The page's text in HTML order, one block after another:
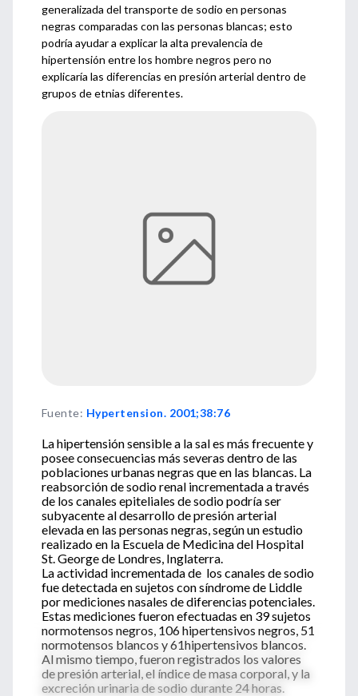
generalizada del transporte de sodio en personas
negras comparadas con las personas blancas; esto
podría ayudar a explicar la alta prevalencia de
hipertensión entre los hombre negros pero no
explicaría las diferencias en presión arterial dentro de
grupos de etnias diferentes.
Fuente: Hypertension. 2001;38:76
La hipertensión sensible a la sal es más frecuente y
posee consecuencias más severas dentro de las
poblaciones urbanas negras que en las blancas. La
reabsorción de sodio renal incrementada a través
de los canales epiteliales de sodio podría ser
subyacente al desarrollo de presión arterial
elevada en las personas negras, según un estudio
realizado en la Escuela de Medicina del Hospital
St. George de Londres, Inglaterra.
La actividad incrementada de los canales de sodio
fue detectada en sujetos con síndrome de Liddle
por mediciones nasales de diferencias potenciales.
Estas mediciones fueron efectuadas en 39 sujetos
normotensos negros, 106 hipertensivos negros, 51
normotensos blancos y 61hipertensivos blancos.
Al mismo tiempo, fueron registrados los valores
de presión arterial, el índice de masa corporal, y la
excreción urinaria de sodio durante 24 horas.